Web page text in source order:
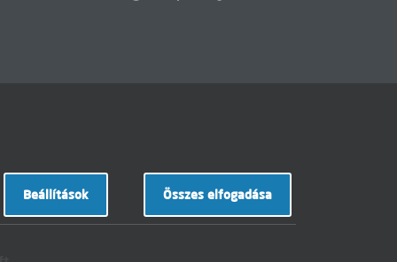
Beállítások Összes elfogadása